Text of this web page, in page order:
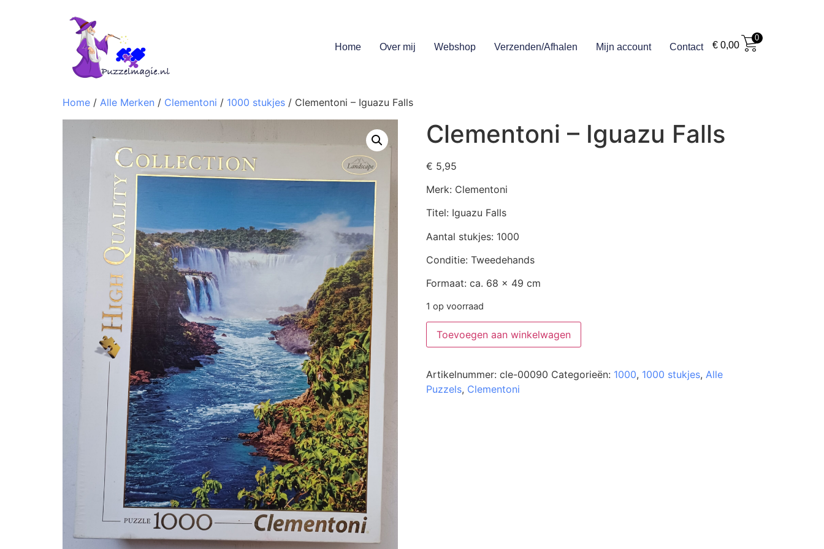
Home Over mij Webshop Verzenden/Afhalen Mijn account Contact €0,00
0
Home / Alle Merken / Clementoni / 1000 stukjes / Clementoni – Iguazu Falls
Clementoni – Iguazu Falls
€ 5,95
Merk: Clementoni
Titel: Iguazu Falls
Aantal stukjes: 1000
Conditie: Tweedehands
Formaat: ca. 68 x 49 cm
1 op voorraad
Toevoegen aan winkelwagen
Artikelnummer: cle-00090 Categorieën: 1000, 1000 stukjes, Alle
Puzzels, Clementoni